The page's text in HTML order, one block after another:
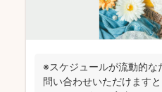
※スケジュールが流動的な
問い合わせいただけます